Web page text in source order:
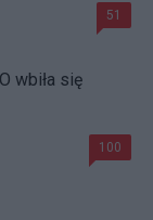
51
wbiła się
100